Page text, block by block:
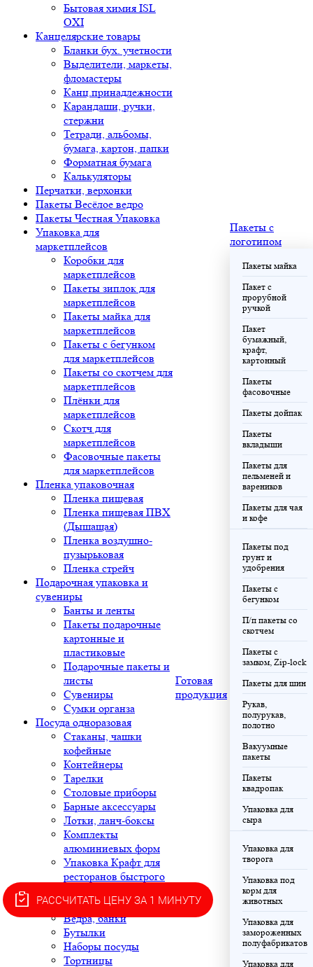
Бытовая химия ISL
OXI
Канцелярские товары
Бланки бух. учетности
Выделители, маркеты,
фломастеры
Канц.принадлежности
Карандаши, ручки,
стержни
Тетради, альбомы,
бумага, картон, папки
Форматная бумага
Калькуляторы
Перчатки, верхонки
Пакеты Весёлое ведро
Пакеты Честная Упаковка
Упаковка для
маркетплейсов
Коробки для
маркетплейсов
Пакеты зиплок для
маркетплейсов
Пакеты майка для
маркетплейсов
Пакеты с бегунком
для маркетплейсов
Пакеты со скотчем для
маркетплейсов
Плёнки для
маркетплейсов
Скотч для
маркетплейсов
Фасовочные пакеты
для маркетплейсов
Пленка упаковочная
Пленка пищевая
Пленка пищевая ПВХ
(Дышащая)
Пленка воздушно-
пузырьковая
Пленка стрейч
Подарочная упаковка и
сувениры
Банты и ленты
Пакеты подарочные
картонные и
пластиковые
Подарочные пакеты и
листы
Сувениры
Сумки органза
Посуда одноразовая
Стаканы, чашки
кофейные
Контейнеры
Тарелки
Столовые приборы
Барные аксессуары
Лотки, ланч-боксы
Комплекты
алюминиевых форм
Упаковка Крафт для
ресторанов быстрого
Корексы
Ведра, банки
Бутылки
Наборы посуды
Тортницы
Готовая
продукция
Пакеты с
логотипом
Пакеты майка
Пакет с
прорубной
ручкой
Пакет
бумажный,
крафт,
картонный
Пакеты
фасовочные
Пакеты дойпак
Пакеты
вкладыши
Пакеты для
пельменей и
вареников
Пакеты для чая
и кофе
Пакеты под
грунт и
удобрения
Пакеты с
бегунком
П/п пакеты со
скотчем
Пакеты с
замком, Zip-lock
Пакеты для шин
Рукав,
полурукав,
полотно
Вакуумные
пакеты
Пакеты
квадропак
Упаковка для
сыра
Упаковка для
творога
Упаковка под
корм для
животных
Упаковка для
замороженных
полуфабрикатов
Упаковка для
РАССЧИТАТЬ ЦЕНУ ЗА 1 МИНУТУ